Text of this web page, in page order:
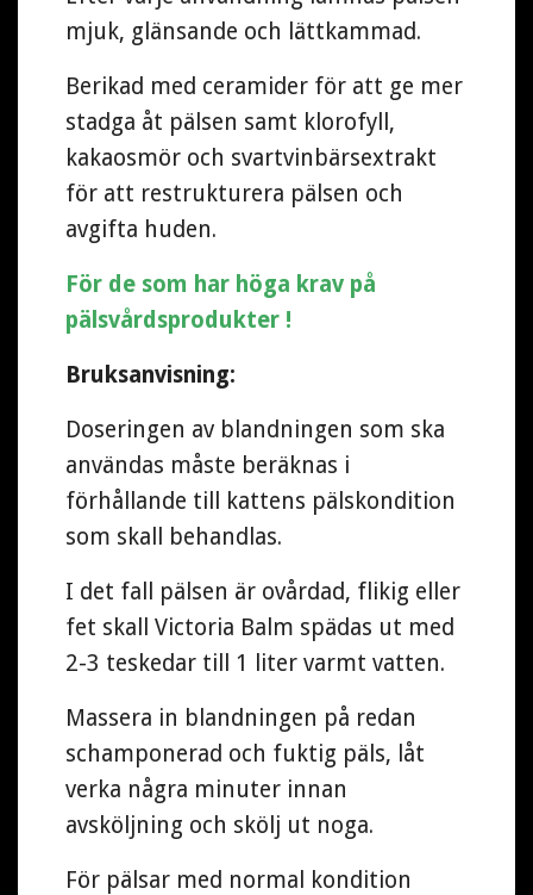
mjuk, glänsande och lättkammad.
Berikad med ceramider för att ge mer
stadga åt pälsen samt klorofyll,
kakaosmör och svartvinbärsextrakt
för att restrukturera pälsen och
avgifta huden.
För de som har höga krav på
pälsvårdsprodukter !
Bruksanvisning:
Doseringen av blandningen som ska
användas måste beräknas i
förhållande till kattens pälskondition
som skall behandlas.
I det fall pälsen är ovårdad, flikig eller
fet skall Victoria Balm spädas ut med
2-3 teskedar till 1 liter varmt vatten.
Massera in blandningen på redan
schamponerad och fuktig päls, låt
verka några minuter innan
avsköljning och skölj ut noga.
För pälsar med normal kondition